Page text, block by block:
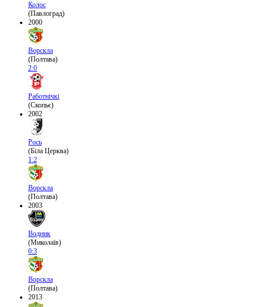
Колос
(Павлоград)
2000
Ворскла
(Полтава)
2:0
Работнічкі
(Скопьє)
2002
Рось
(Біла Церква)
1:2
Ворскла
(Полтава)
2003
Водник
(Миколаїв)
0:3
Ворскла
(Полтава)
2013